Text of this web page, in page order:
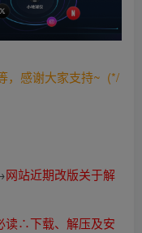
，感谢大家支持~ (*/
网站近期改版关于解
读∴下载、解压及安